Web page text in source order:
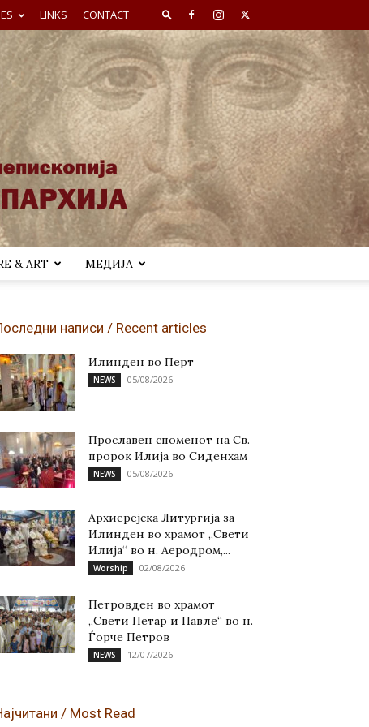
LINKS CONTACT
& ART МЕДИЈА
написи / Recent articles
Илинден во Перт
NEWS 05/08/2026
Прославен споменот на Св.
пророк Илија во Сиденхам
NEWS 05/08/2026
Архиерејска Литургија за
Илинден во храмот „Свети
Илија“ во н. Аеродром,...
Worship 02/08/2026
Петровден во храмот
„Свети Петар и Павле“ во н.
Ѓорче Петров
NEWS 12/07/2026
/ Most Read